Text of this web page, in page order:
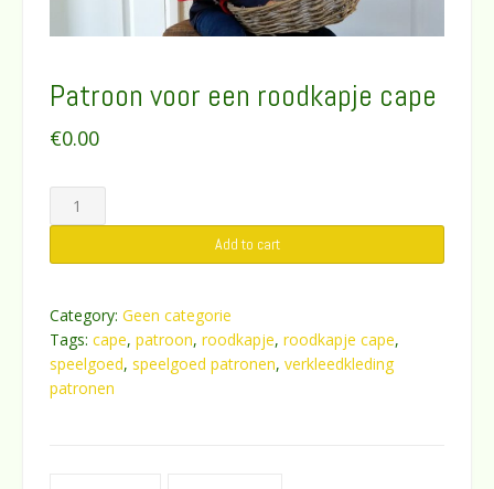
Patroon voor een roodkapje cape
€0.00
Patroon
voor
roodkapje
quantity
Add to cart
Category: Geen categorie
Tags: cape, patroon, roodkapje, roodkapje cape,
speelgoed, speelgoed patronen, verkleedkleding
patronen